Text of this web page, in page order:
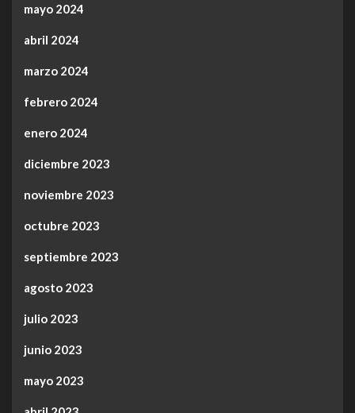
mayo 2024
abril 2024
marzo 2024
febrero 2024
enero 2024
diciembre 2023
noviembre 2023
octubre 2023
septiembre 2023
agosto 2023
julio 2023
junio 2023
mayo 2023